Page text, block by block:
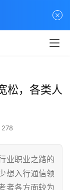
松，各类人
278
业职业之路的
想入行通信领
者各方面较为